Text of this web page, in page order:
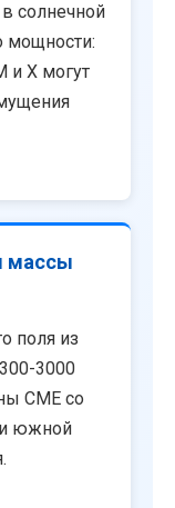
солнечной
мощности:
и X могут
массы
поля из
3000
CME со
южной